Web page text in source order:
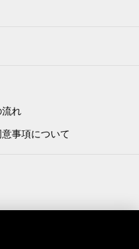
流れ
事項について